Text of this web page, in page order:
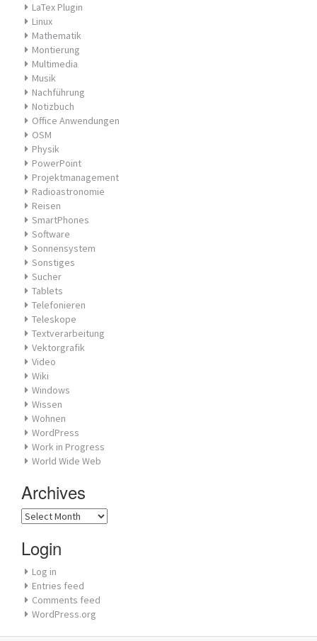
LaTex Plugin
Linux
Mathematik
Montierung
Multimedia
Musik
Nachführung
Notizbuch
Office Anwendungen
OSM
Physik
PowerPoint
Projektmanagement
Radioastronomie
Reisen
SmartPhones
Software
Sonnensystem
Sonstiges
Sucher
Tablets
Telefonieren
Teleskope
Textverarbeitung
Vektorgrafik
Video
Wiki
Windows
Wissen
Wohnen
WordPress
Work in Progress
World Wide Web
Archives
Archives
Login
Log in
Entries feed
Comments feed
WordPress.org